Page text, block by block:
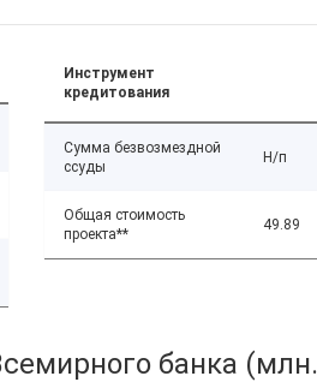
Инструмент
кредитования
Сумма безвозмездной
ссуды
Н/п
Общая стоимость
проекта**
49.89
банка